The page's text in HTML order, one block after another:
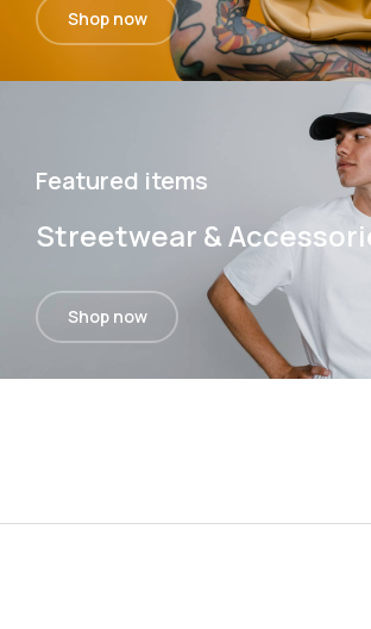
Shop now
Featured items
Streetwear &
Shop now